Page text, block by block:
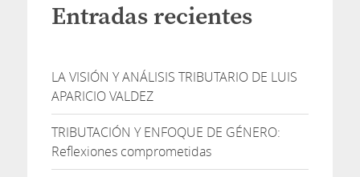
Entradas recientes
LA VISIÓN Y ANÁLISIS TRIBUTARIO DE LUIS
APARICIO VALDEZ
TRIBUTACIÓN Y ENFOQUE DE GÉNERO:
Reflexiones comprometidas